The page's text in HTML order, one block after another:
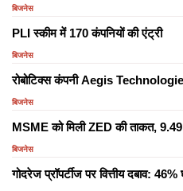
बिजनेस
PLI स्कीम में 170 कंपनियों की एंट्री
बिजनेस
रोबोटिक्स कंपनी Aegis
बिजनेस
MSME को मिली ZED की ताकत,
बिजनेस
गोदरेज प्रॉपर्टीज पर वित्तीय दबाव: 46%